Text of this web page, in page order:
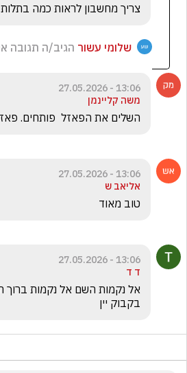
צריך מחשבון לראות כמה
שלומי עשור הגיב/ה תגובה
13:06 - 27.05.2026
משה קליינמן
השלים את הפאזל  פותחים.
13:06 - 27.05.2026
אליאב ש
טוב מאוד
13:06 - 27.05.2026
ד ד
בקבוק יין